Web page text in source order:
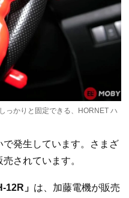
っかりと固定できる、HORNET ハ
発生しています。さまざ
されています。
12R」 は、加藤電機が販売